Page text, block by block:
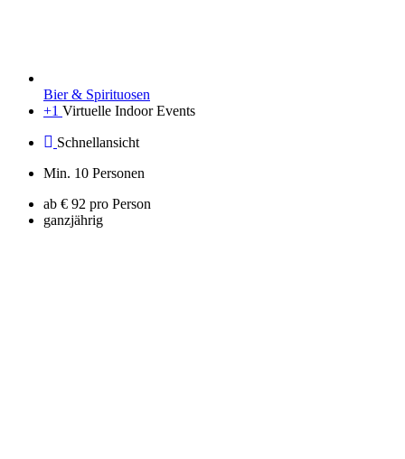
Bier & Spirituosen
+1 Virtuelle Indoor Events
Schnellansicht
Min. 10 Personen
ab € 92 pro Person
ganzjährig